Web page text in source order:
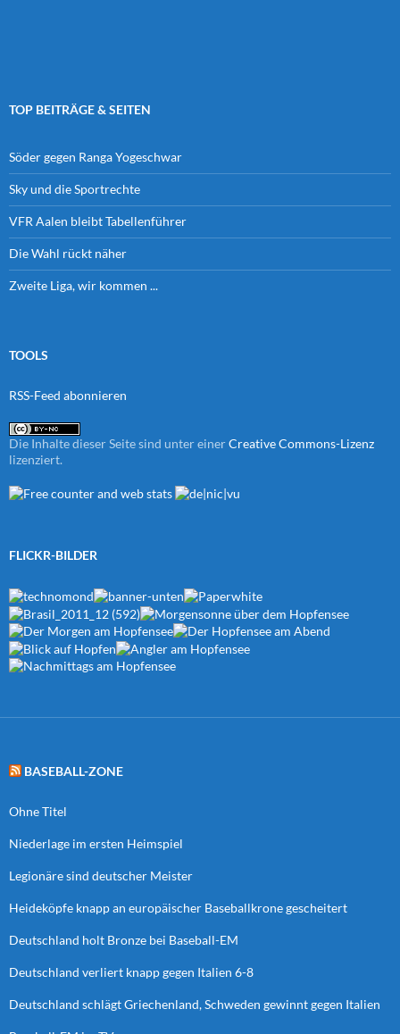
TOP BEITRÄGE & SEITEN
Söder gegen Ranga Yogeschwar
Sky und die Sportrechte
VFR Aalen bleibt Tabellenführer
Die Wahl rückt näher
Zweite Liga, wir kommen ...
TOOLS
RSS-Feed abonnieren
Die Inhalte dieser Seite sind unter einerCreative Commons-Lizenz
lizenziert.
FLICKR-BILDER
BASEBALL-ZONE
Ohne Titel
Niederlage im ersten Heimspiel
Legionäre sind deutscher Meister
Heideköpfe knapp an europäischer Baseballkrone gescheitert
Deutschland holt Bronze bei Baseball-EM
Deutschland verliert knapp gegen Italien 6-8
Deutschland schlägt Griechenland, Schweden gewinnt gegen Italien